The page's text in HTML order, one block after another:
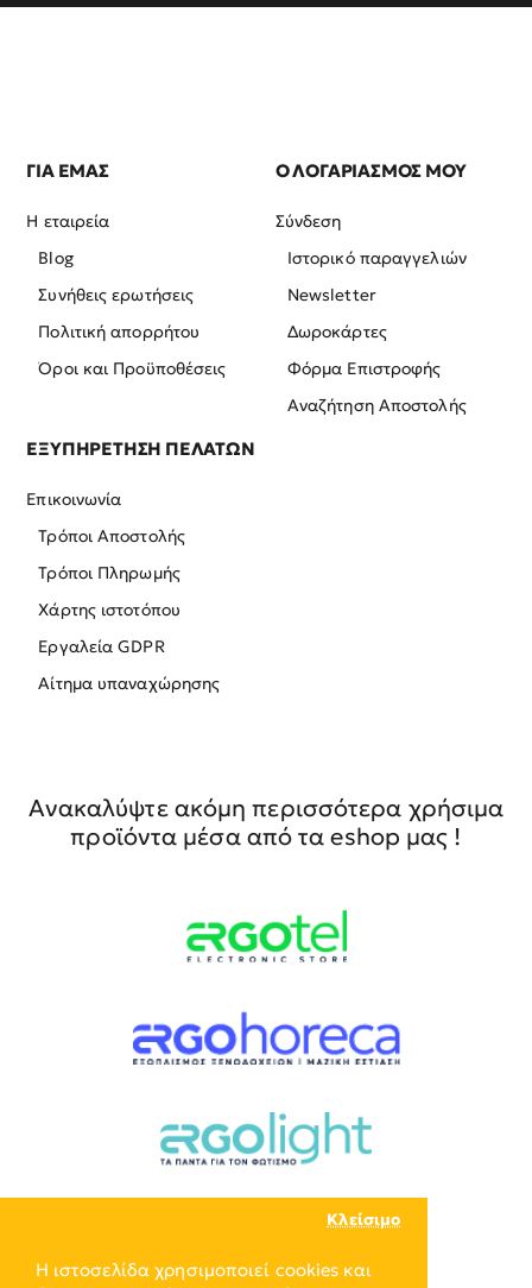
Η ιστοσελίδα χρησιμοποιεί cookies και
Κλείσιμο
ΓΙΑ ΕΜΑΣ
Η εταιρεία
Blog
Συνήθεις ερωτήσεις
Πολιτική απορρήτου
Όροι και Προϋποθέσεις
Ο ΛΟΓΑΡΙΑΣΜΟΣ ΜΟΥ
Σύνδεση
Ιστορικό παραγγελιών
Newsletter
Δωροκάρτες
Φόρμα Επιστροφής
Αναζήτηση Αποστολής
ΕΞΥΠΗΡΕΤΗΣΗ ΠΕΛΑΤΩΝ
Επικοινωνία
Τρόποι Αποστολής
Τρόποι Πληρωμής
Χάρτης ιστοτόπου
Εργαλεία GDPR
Αίτημα υπαναχώρησης
Ανακαλύψτε ακόμη περισσότερα χρήσιμα
προϊόντα μέσα από τα eshop μας !